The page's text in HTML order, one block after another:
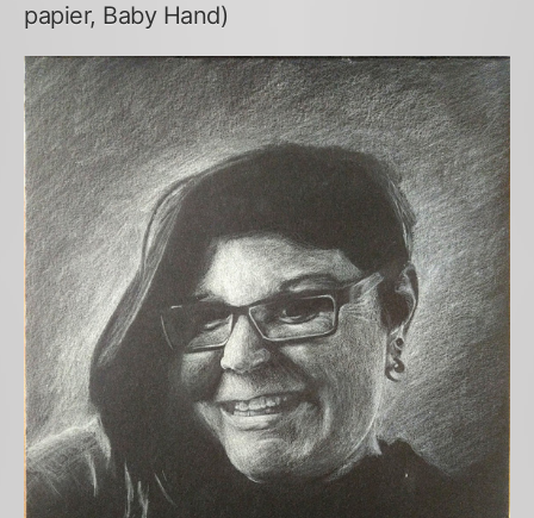
papier, Baby Hand)